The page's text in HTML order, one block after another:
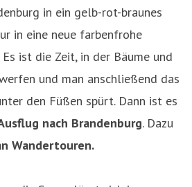
in ein gelb-rot-braunes
in eine neue farbenfrohe
ist die Zeit, in der Bäume und
und man anschließend das
den Füßen spürt. Dann ist es
nach Brandenburg. Dazu
Wandertouren.